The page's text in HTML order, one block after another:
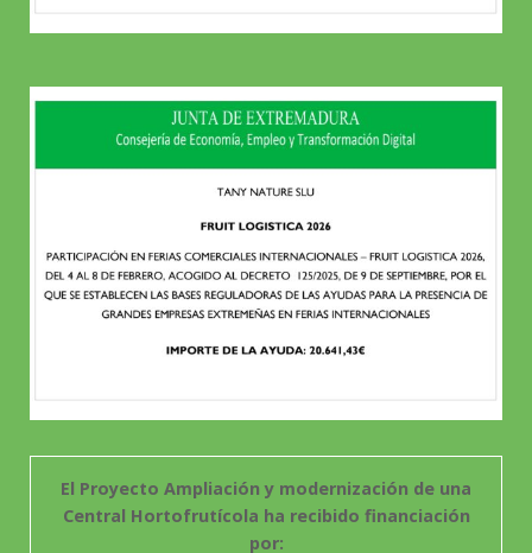
El Proyecto Ampliación y modernización de una
Central Hortofrutícola ha recibido financiación
por: